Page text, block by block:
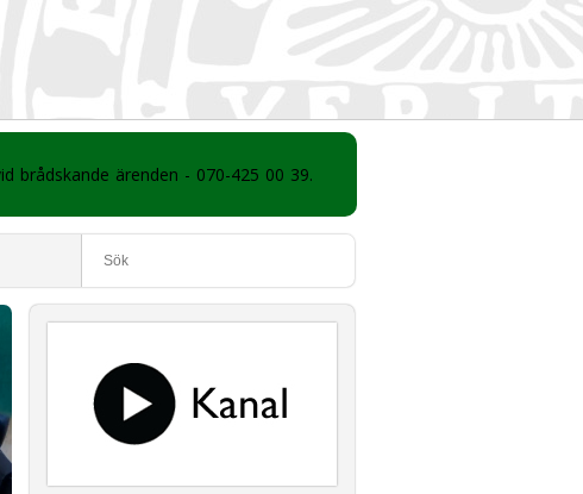
brådskande ärenden - 070-425 00 39.